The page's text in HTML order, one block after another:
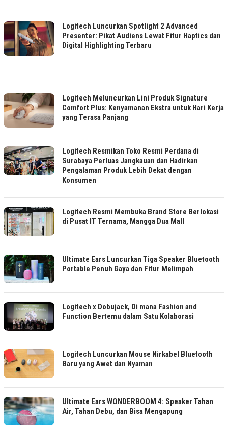
Logitech Luncurkan Spotlight 2 Advanced
Presenter: Pikat Audiens Lewat Fitur Haptics dan
Digital Highlighting Terbaru
Logitech Meluncurkan Lini Produk Signature
Comfort Plus: Kenyamanan Ekstra untuk Hari Kerja
yang Terasa Panjang
Logitech Resmikan Toko Resmi Perdana di
Surabaya Perluas Jangkauan dan Hadirkan
Pengalaman Produk Lebih Dekat dengan
Konsumen
Logitech Resmi Membuka Brand Store Berlokasi
di Pusat IT Ternama, Mangga Dua Mall
Ultimate Ears Luncurkan Tiga Speaker Bluetooth
Portable Penuh Gaya dan Fitur Melimpah
Logitech x Dobujack, Di mana Fashion and
Function Bertemu dalam Satu Kolaborasi
Logitech Luncurkan Mouse Nirkabel Bluetooth
Baru yang Awet dan Nyaman
Ultimate Ears WONDERBOOM 4: Speaker Tahan
Air, Tahan Debu, dan Bisa Mengapung